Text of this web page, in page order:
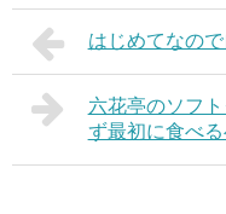
はじめてなの
六花亭のソフ
ず最初に食べる